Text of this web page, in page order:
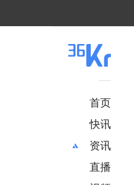
首页
快讯
资讯
推荐
财经
直播